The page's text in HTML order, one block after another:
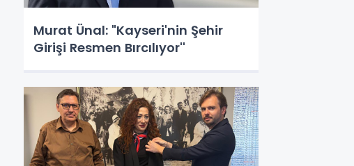
Murat Ünal: "Kayseri'nin Şehir
Girişi Resmen Bırcılıyor''